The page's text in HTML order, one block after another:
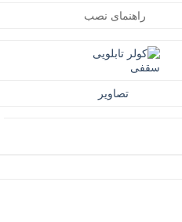
راهنمای نصب
تصاویر